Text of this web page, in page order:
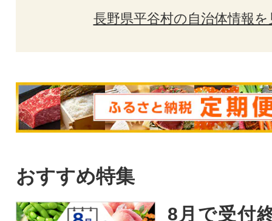
長野県平谷村の自治体情報を
おすすめ特集
8月で受付